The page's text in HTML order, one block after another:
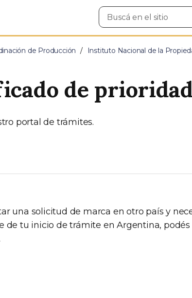
Buscar
en
de Producción Instituto Nacional de la
de
portal de trámites.
una solicitud de marca en otro país y
de tu inicio de trámite en Argentina, podés